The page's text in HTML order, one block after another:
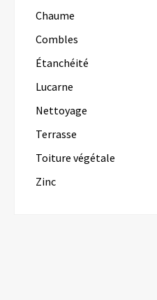
Chaume
Combles
Étanchéité
Lucarne
Nettoyage
Terrasse
Toiture végétale
Zinc